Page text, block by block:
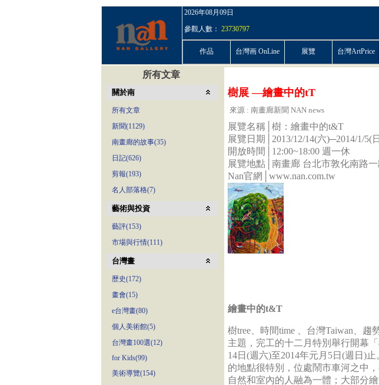
2026年08月09日
參觀人數： 23730797
作品 台灣画 OnLine 展覽 台灣ArtPrice
所有文章
關於南
所有文章
新聞(1129)
南畫廊的故事(35)
日記(626)
剪報(193)
名人部落格(7)
藝術與投資
藝評(153)
市場與行情(111)
台灣畫
歷史(172)
畫會(15)
e台灣畫(80)
個人美術館(5)
台灣畫100選(12)
for Kids(99)
美術導覽(154)
樹展 —繪畫中的tT
來源 : 南畫廊新聞 NAN news
展覽名稱│樹：繪畫中的t&T
展覽日期│2013/12/14(六)─2014/1/5(
開放時間│12:00~18:00 週一休
展覽地點│南畫廊 台北市敦化南路
Nan官網│www.nan.com.tw
繪畫中的t&T
樹tree、時間time 、台灣Taiwan、趨
主題，完工的十二月特別舉行開幕
14日(週六)至2014年元月5日(週日)
的地點很特別，位處鬧市車河之中
自然和室內的人融為一體；大部分